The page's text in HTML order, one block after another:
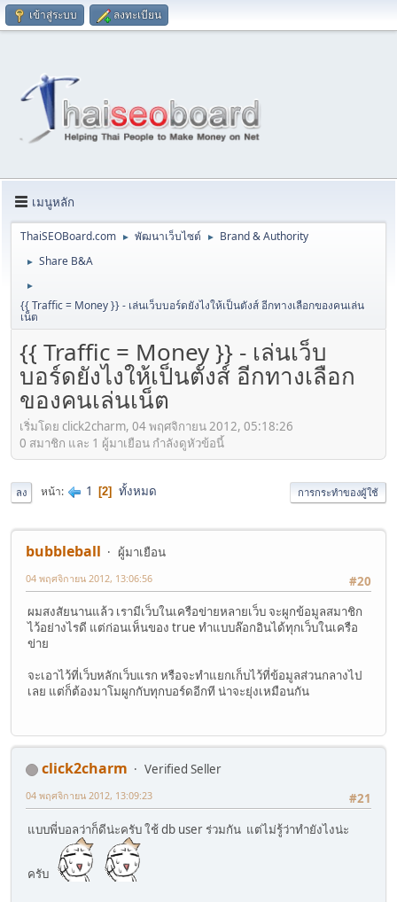
เข้าสู่ระบบ ลงทะเบียน
เมนูหลัก
ThaiSEOBoard.com ► พัฒนาเว็บไซต์ ► Brand & Authority
► Share B&A
►
{{ Traffic = Money }} - เล่นเว็บบอร์ดยังไงให้เป็นตังส์ อีกทางเลือกของคนเล่น
เน็ต
{{ Traffic = Money }} - เล่นเว็บ
บอร์ดยังไงให้เป็นตังส์ อีกทางเลือก
ของคนเล่นเน็ต
เริ่มโดย click2charm, 04 พฤศจิกายน 2012, 05:18:26
0 สมาชิก และ 1 ผู้มาเยือน กำลังดูหัวข้อนี้
ลง หน้า 1 2 ทั้งหมด การกระทำของผู้ใช้
bubbleball
ผู้มาเยือน
#20
04 พฤศจิกายน 2012, 13:06:56
ผมสงสัยนานแล้ว เรามีเว็บในเครือข่ายหลายเว็บ จะผูกข้อมูลสมาชิก
ไว้อย่างไรดี แต่ก่อนเห็นของ true ทำแบบล๊อกอินได้ทุกเว็บในเครือ
ข่าย
จะเอาไว้ที่เว็บหลักเว็บแรก หรือจะทำแยกเก็บไว้ที่ข้อมูลส่วนกลางไป
เลย แต่ก็ต้องมาโมผูกกับทุกบอร์ดอีกที น่าจะยุ่งเหมือนกัน
click2charm
Verified Seller
#21
04 พฤศจิกายน 2012, 13:09:23
แบบพี่บอลว่าก็ดีน่ะครับ ใช้ db user ร่วมกัน แต่ไม่รู้ว่าทำยังไงน่ะ
ครับ